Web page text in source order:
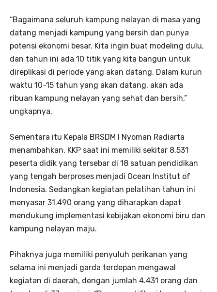
“Bagaimana seluruh kampung nelayan di masa yang
datang menjadi kampung yang bersih dan punya
potensi ekonomi besar. Kita ingin buat modeling dulu,
dan tahun ini ada 10 titik yang kita bangun untuk
direplikasi di periode yang akan datang. Dalam kurun
waktu 10-15 tahun yang akan datang, akan ada
ribuan kampung nelayan yang sehat dan bersih,”
ungkapnya.
Sementara itu Kepala BRSDM I Nyoman Radiarta
menambahkan, KKP saat ini memiliki sekitar 8.531
peserta didik yang tersebar di 18 satuan pendidikan
yang tengah berproses menjadi Ocean Institut of
Indonesia. Sedangkan kegiatan pelatihan tahun ini
menyasar 31.490 orang yang diharapkan dapat
mendukung implementasi kebijakan ekonomi biru dan
kampung nelayan maju.
Pihaknya juga memiliki penyuluh perikanan yang
selama ini menjadi garda terdepan mengawal
kegiatan di daerah, dengan jumlah 4.431 orang dan